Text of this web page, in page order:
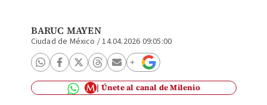
BARUC MAYEN
Ciudad de México /14.04.2026 09:05:00
Únete al canal de Milenio